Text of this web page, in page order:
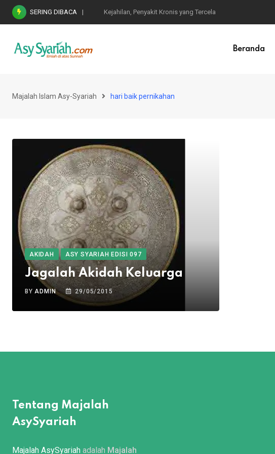
Skip
SERING DIBACA Nasihat Emas di Masa Fitnah (Ujian/Perselisihan)
Beranda
Majalah Islam Asy-Syariah hari baik pernikahan
AKIDAH ASY SYARIAH EDISI 097
Jagalah Akidah Keluarga
BYADMIN 29/05/2015
Tentang Majalah
AsySyariah
Majalah AsySyariah adalah Majalah